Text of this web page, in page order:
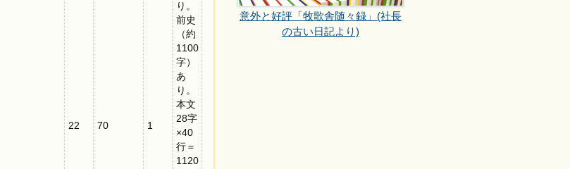
22 70 1
り。
前史
（約
1100
字）
あ
り。
本文
28字
×40
行＝
1120
意外と好評「牧歌舎随々録」(社長
の古い日記より)